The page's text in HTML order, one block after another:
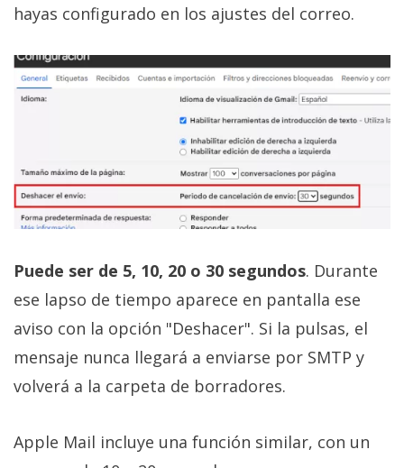
hayas configurado en los ajustes del correo.
Puede ser de 5, 10, 20 o 30 segundos. Durante
ese lapso de tiempo aparece en pantalla ese
aviso con la opción "Deshacer". Si la pulsas, el
mensaje nunca llegará a enviarse por SMTP y
volverá a la carpeta de borradores.
Apple Mail incluye una función similar, con un